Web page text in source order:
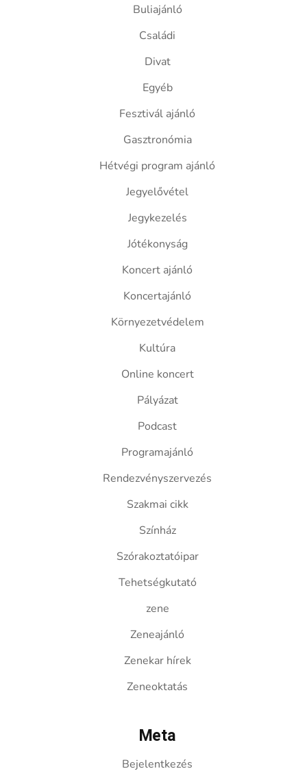
Buliajánló
Családi
Divat
Egyéb
Fesztivál ajánló
Gasztronómia
Hétvégi program ajánló
Jegyelővétel
Jegykezelés
Jótékonyság
Koncert ajánló
Koncertajánló
Környezetvédelem
Kultúra
Online koncert
Pályázat
Podcast
Programajánló
Rendezvényszervezés
Szakmai cikk
Színház
Szórakoztatóipar
Tehetségkutató
zene
Zeneajánló
Zenekar hírek
Zeneoktatás
Meta
Bejelentkezés